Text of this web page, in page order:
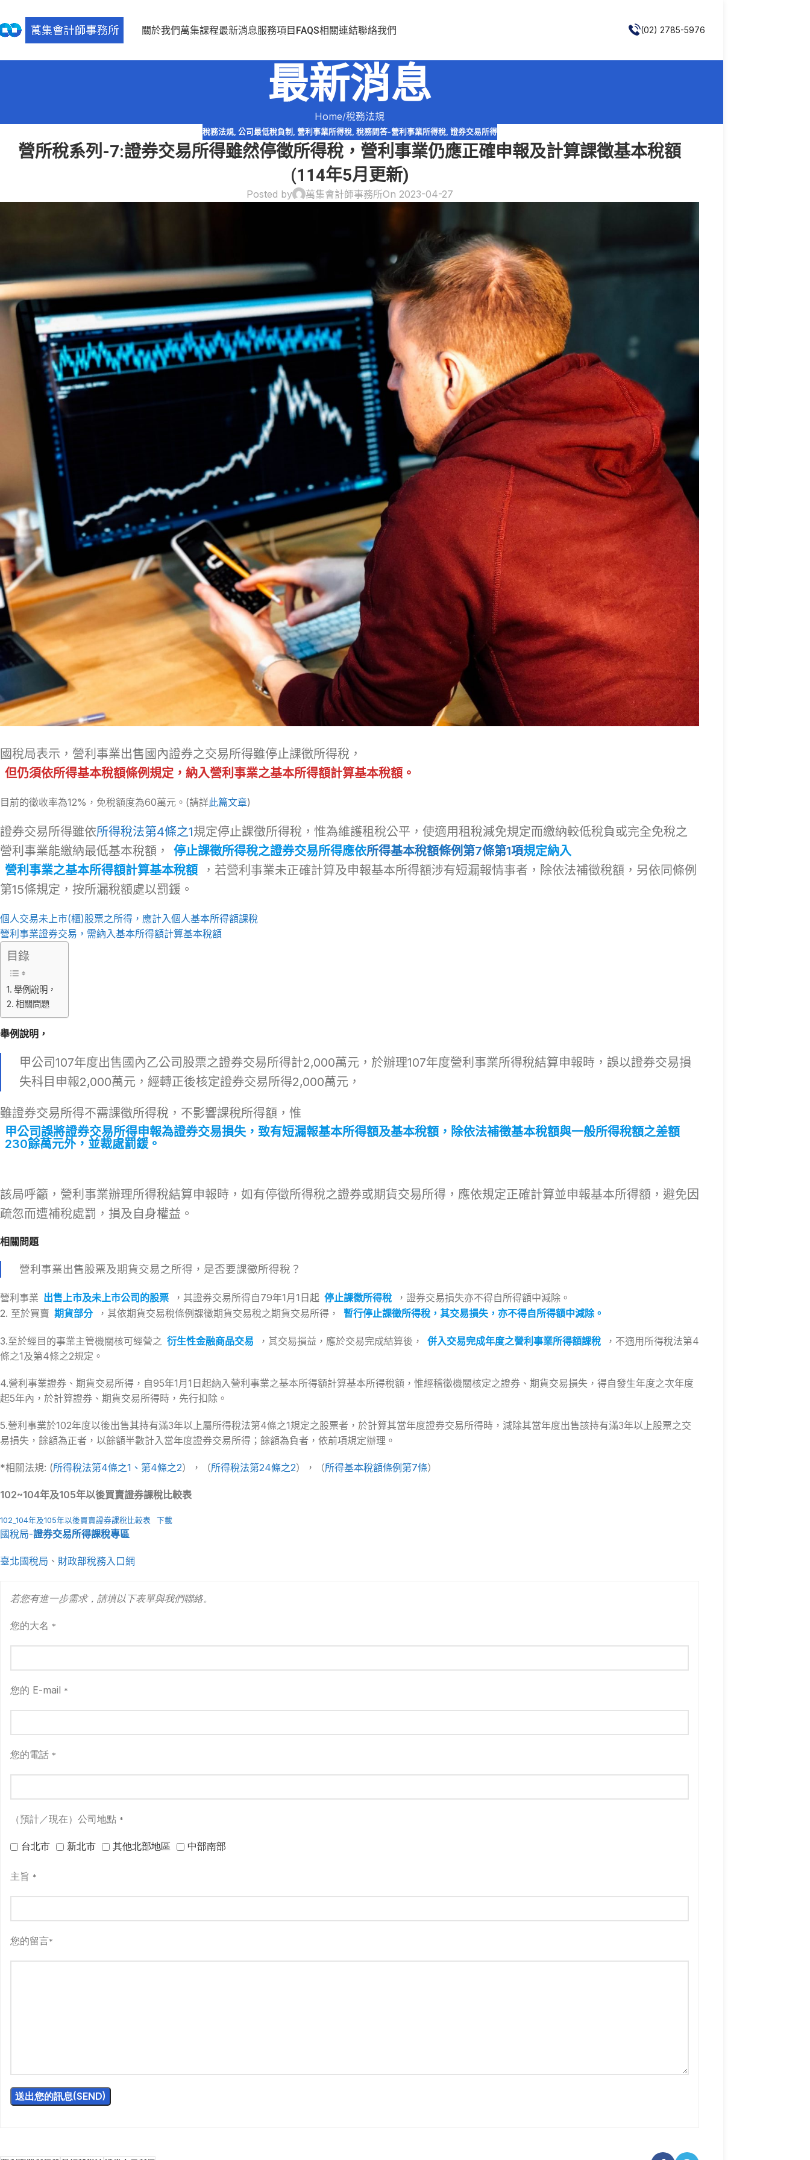
關於我們萬集課程最新消息服務項目 FAQS相關連結聯絡我們 (02) 2785-5976
最新消息
Home 稅務法規
稅務法規, 公司最低稅負制 , 營利事業所得稅, 稅務問答-營利事業所得稅, 證券交易所得
營所稅系列-7:證券交易所得雖然停徵所得稅，營利事業仍應正確申報及計算課徵基本稅額
(114年5月更新)
Posted by 萬集會計師事務所On 2023-04-27
國稅局表示，營利事業出售國內證券之交易所得雖停止課徵所得稅，
但仍須依所得基本稅額條例規定，納入營利事業之基本所得額計算基本稅額。
目前的徵收率為12%，免稅額度為60萬元。(請詳此篇文章)
證券交易所得雖依所得稅法第4條之1規定停止課徵所得稅，惟為維護租稅公平，使適用租稅減免規定而繳納較低稅負或完全免稅之
營利事業能繳納最低基本稅額，
停止課徵所得稅之證券交易所得應依所得基本稅額條例第7條第1項規定納入
營利事業之基本所得額計算基本稅額
，若營利事業未正確計算及申報基本所得額涉有短漏報情事者，除依法補徵稅額，另依同條例
第15條規定，按所漏稅額處以罰鍰。
個人交易未上市(櫃)股票之所得，應計入個人基本所得額課稅
營利事業證券交易，需納入基本所得額計算基本稅額
目錄
舉例說明，
相關問題
舉例說明，
甲公司107年度出售國內乙公司股票之證券交易所得計2,000萬元，於辦理107年度營利事業所得稅結算申報時，誤以證券交易損
失科目申報2,000萬元，經轉正後核定證券交易所得2,000萬元，
雖證券交易所得不需課徵所得稅，不影響課稅所得額，惟
甲公司誤將證券交易所得申報為證券交易損失，致有短漏報基本所得額及基本稅額，除依法補徵基本稅額與一般所得稅額之差額
230餘萬元外，並裁處罰鍰。
該局呼籲，營利事業辦理所得稅結算申報時，如有停徵所得稅之證券或期貨交易所得，應依規定正確計算並申報基本所得額，避免因
疏忽而遭補稅處罰，損及自身權益。
相關問題
營利事業出售股票及期貨交易之所得，是否要課徵所得稅？
營利事業 出售上市及未上市公司的股票 ，其證券交易所得自79年1月1日起 停止課徵所得稅
，證券交易損失亦不得自所得額中減除。
2. 至於買賣 期貨部分 ，其依期貨交易稅條例課徵期貨交易稅之期貨交易所得， 暫行停止課徵所得稅，其交易損失，亦不得自所得額中減除。
3.至於經目的事業主管機關核可經營之 衍生性金融商品交易 ，其交易損益，應於交易完成結算後， 併入交易完成年度之營利事業所得額課稅
，不適用所得稅法第4
條之1及第4條之2規定。
4.營利事業證券、期貨交易所得，自95年1月1日起納入營利事業之基本所得額計算基本所得稅額，惟經稽徵機關核定之證券、期貨交易損失，得自發生年度之次年度
起5年內，於計算證券、期貨交易所得時，先行扣除。
5.營利事業於102年度以後出售其持有滿3年以上屬所得稅法第4條之1規定之股票者，於計算其當年度證券交易所得時，減除其當年度出售該持有滿3年以上股票之交
易損失，餘額為正者，以餘額半數計入當年度證券交易所得；餘額為負者，依前項規定辦理。
*相關法規: (所得稅法第4條之1、第4條之2），（所得稅法第24條之2），（所得基本稅額條例第7條）
102~104年及105年以後買賣證券課稅比較表
102_104年及105年以後買賣證券課稅比較表 下載
國稅局-證券交易所得課稅專區
臺北國稅局 、 財政部稅務入口網
若您有進一步需求，請填以下表單與我們聯絡。
您的大名 *
您的 E-mail *
您的電話 *
（預計／現在）公司地點 *
台北市 新北市 其他北部地區 中部南部
主旨 *
您的留言*